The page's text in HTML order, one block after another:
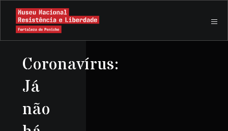
Coronavírus:
Já
não